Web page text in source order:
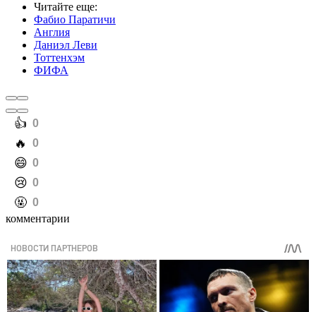
Читайте еще:
Фабио Паратичи
Англия
Даниэл Леви
Тоттенхэм
ФИФА
️👍 0
️🔥 0
️😄 0
️😢 0
️🤬 0
комментарии